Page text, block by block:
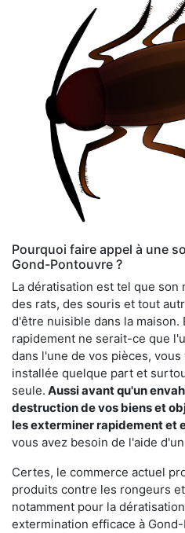
Pourquoi faire appel à une
Gond-Pontouvre ?
La dératisation est tel que
des rats, des souris et tout
d'être nuisible dans la maison.
rapidement ne serait-ce que
dans l'une de vos pièces,
installée quelque part et
seule. Aussi avant qu'un
destruction de vos biens et
les exterminer rapidement et
vous avez besoin de l'aide
Certes, le commerce actuel
produits contre les rongeurs
notamment pour la
extermination efficace à